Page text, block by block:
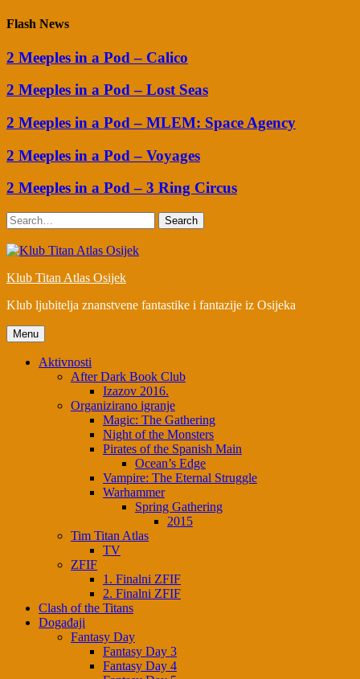
Flash News
2 Meeples in a Pod – Calico
2 Meeples in a Pod – Lost Seas
2 Meeples in a Pod – MLEM: Space Agency
2 Meeples in a Pod – Voyages
2 Meeples in a Pod – 3 Ring Circus
Search
Klub Titan Atlas Osijek
Klub ljubitelja znanstvene fantastike i fantazije iz Osijeka
Menu
Aktivnosti
After Dark Book Club
Izazov 2016.
Organizirano igranje
Magic: The Gathering
Night of the Monsters
Pirates of the Spanish Main
Ocean’s Edge
Vampire: The Eternal Struggle
Warhammer
Spring Gathering
2015
Tim Titan Atlas
TV
ZFIF
1. Finalni ZFIF
2. Finalni ZFIF
Clash of the Titans
Događaji
Fantasy Day
Fantasy Day 3
Fantasy Day 4